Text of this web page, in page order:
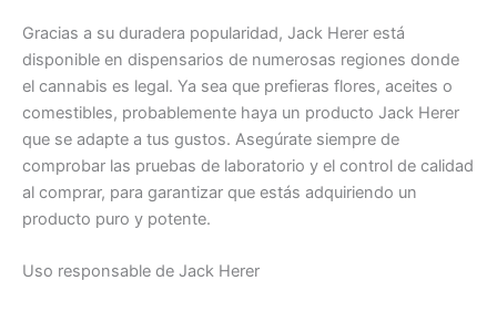
Gracias a su duradera popularidad, Jack Herer está
disponible en dispensarios de numerosas regiones donde
el cannabis es legal. Ya sea que prefieras flores, aceites o
comestibles, probablemente haya un producto Jack Herer
que se adapte a tus gustos. Asegúrate siempre de
comprobar las pruebas de laboratorio y el control de calidad
al comprar, para garantizar que estás adquiriendo un
producto puro y potente.
Uso responsable de Jack Herer